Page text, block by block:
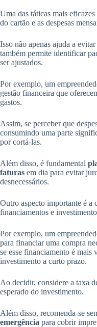
Uma das táticas mais
do cartão e as despesas
Isso não apenas ajuda a
também permite identificar
ser ajustados.
Por exemplo, um
gestão financeira que
gastos.
Assim, se perceber que
consumindo uma parte
por cortá-las.
Além disso, é fundamental
faturas em dia para evitar
desnecessários.
Outro aspecto importante é a
financiamentos e
Por exemplo, um
para financiar uma compra
se esse financiamento é
investimento a curto prazo.
Ao decidir, considere a taxa
esperado do investimento.
Além disso, recomenda-se
emergência para cobrir